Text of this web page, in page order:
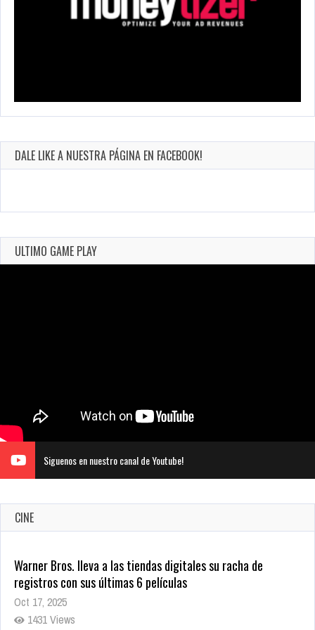
DALE LIKE A NUESTRA PÁGINA EN FACEBOOK!
ULTIMO GAME PLAY
Siguenos en nuestro canal de Youtube!
CINE
CRUNCHYROLL ANUNCIA FECHA DE ESTRENO EN CINES DE
JUJUTSU KAISEN: EJECUCIÓN
Oct 7, 2025